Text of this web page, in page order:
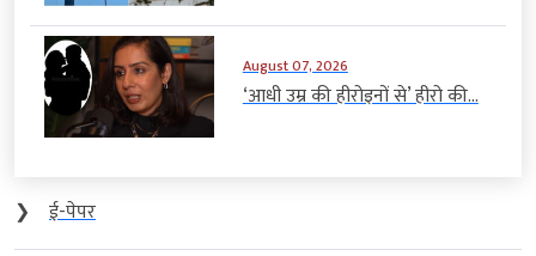
August 07, 2026
‘आधी उम्र की हीरोइनों से’ हीरो की...
❯
ई-पेपर